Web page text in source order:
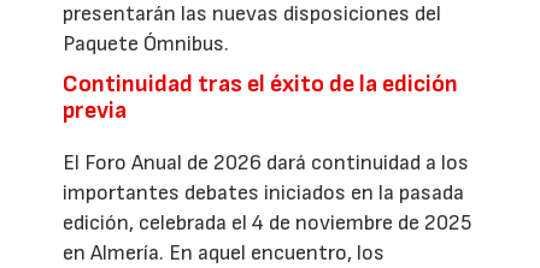
presentarán las nuevas disposiciones del
Paquete Ómnibus.
Continuidad tras el éxito de la edición
previa
El Foro Anual de 2026 dará continuidad a los
importantes debates iniciados en la pasada
edición, celebrada el 4 de noviembre de 2025
en Almería. En aquel encuentro, los